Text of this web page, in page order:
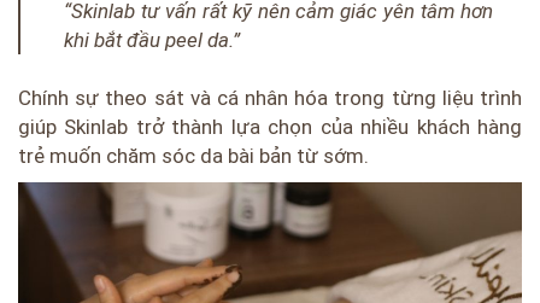
“Skinlab tư vấn rất kỹ nên cảm giác yên tâm hơn
khi bắt đầu peel da.”
Chính sự theo sát và cá nhân hóa trong từng liệu trình
giúp Skinlab trở thành lựa chọn của nhiều khách hàng
trẻ muốn chăm sóc da bài bản từ sớm.